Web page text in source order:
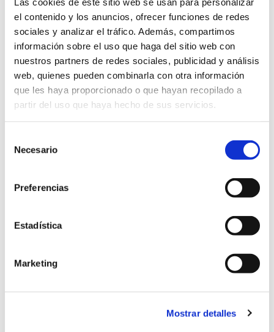
el contenido y los anuncios, ofrecer funciones de redes
sociales y analizar el tráfico. Además, compartimos
información sobre el uso que haga del sitio web con
nuestros partners de redes sociales, publicidad y análisis
web, quienes pueden combinarla con otra información
que les haya proporcionado o que hayan recopilado a
partir del uso que haya hecho de sus servicios.
Necesario
Preferencias
Estadística
Marketing
Mostrar detalles
JOR 5
OSASUNA
ALEVÍN B
7-1
C.D. AMIGO
ALEVIN A
JOR 3
OSASUNA
LAGUNAK
JOR 2